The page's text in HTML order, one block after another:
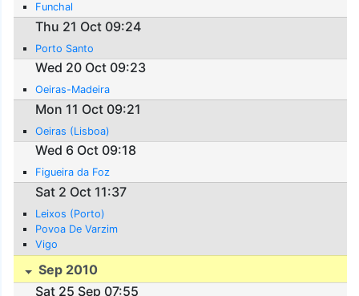
Funchal
Thu 21 Oct 09:24
Porto Santo
Wed 20 Oct 09:23
Oeiras-Madeira
Mon 11 Oct 09:21
Oeiras (Lisboa)
Wed 6 Oct 09:18
Figueira da Foz
Sat 2 Oct 11:37
Leixos (Porto)
Povoa De Varzim
Vigo
Sep 2010
Sat 25 Sep 07:55